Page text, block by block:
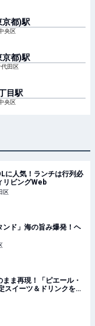
京都)駅
央区
京都)駅
代田区
目駅
央区
に人気！ランチは行列必
リビングWeb
区
ド」海の旨み爆発！ヘ
まま再現！「ピエール・
スイーツ＆ドリンクを堪